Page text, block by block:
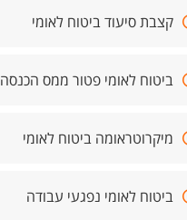
קצבת סיעוד ביטוח לאומי
ביטוח לאומי פטור ממס הכנסה
מיקרוטראומה ביטוח לאומי
ביטוח לאומי נפגעי עבודה